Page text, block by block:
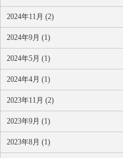
2024年11月 (2)
2024年9月 (1)
2024年5月 (1)
2024年4月 (1)
2023年11月 (2)
2023年9月 (1)
2023年8月 (1)